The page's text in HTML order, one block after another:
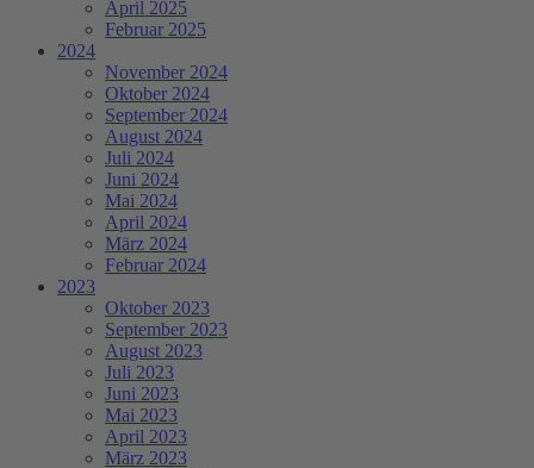
April 2025
Februar 2025
2024
November 2024
Oktober 2024
September 2024
August 2024
Juli 2024
Juni 2024
Mai 2024
April 2024
März 2024
Februar 2024
2023
Oktober 2023
September 2023
August 2023
Juli 2023
Juni 2023
Mai 2023
April 2023
März 2023